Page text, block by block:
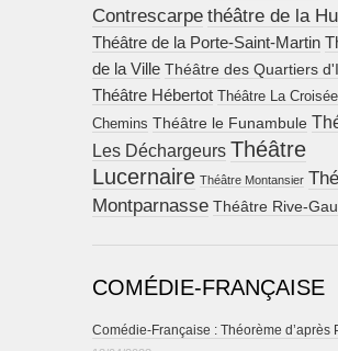
Contrescarpe théâtre de la
Théâtre de la Porte-Saint-Martin
de la Ville Théâtre des Quartiers
Théâtre Hébertot Théâtre La
Chemins Théâtre le Funambule
Les Déchargeurs Théâtre
Lucernaire Théâtre Montansier
Montparnasse Théâtre Rive-
COMÉDIE-FRANÇAISE
Comédie-Française : Théorème d’après